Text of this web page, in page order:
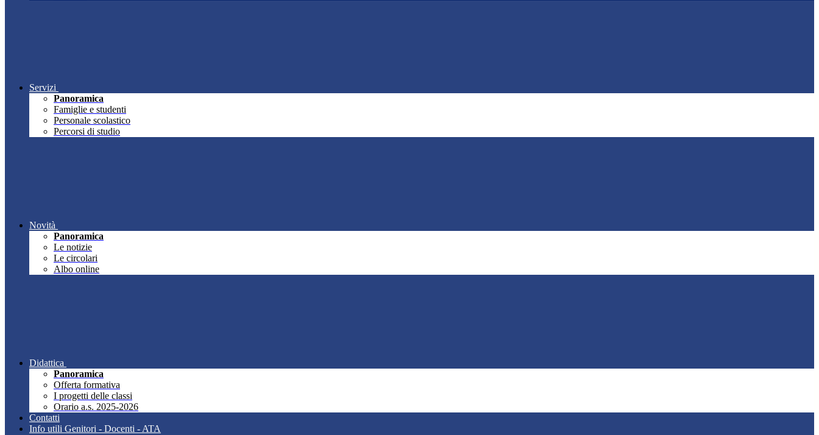
Servizi
Panoramica
Famiglie e studenti
Personale scolastico
Percorsi di studio
Novità
Panoramica
Le notizie
Le circolari
Albo online
Didattica
Panoramica
Offerta formativa
I progetti delle classi
Orario a.s. 2025-2026
Contatti
Info utili Genitori - Docenti - ATA